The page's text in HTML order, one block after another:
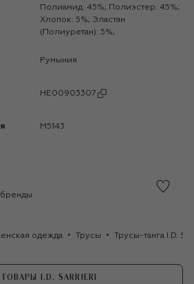
Полиамид: 45%; Полиэстер: 45%;
Хлопок: 5%; Эластан
(Полиуретан): 5%;
Румыния
HE00903307
M5143
одежда Трусы Трусы-танга I.D.
ТОВАРЫ I.D. SARRIERI